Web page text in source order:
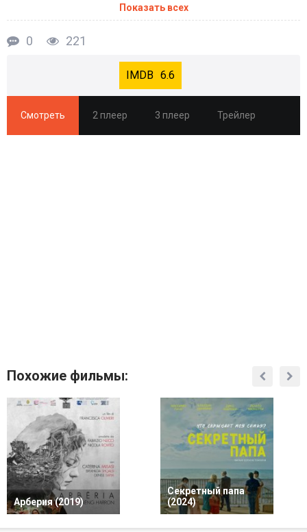
Показать всех
0 221
6.6
Смотреть 2 плеер 3 плеер Трейлер
Похожие фильмы:
Арберия (2019)
Секретный папа
(2024)